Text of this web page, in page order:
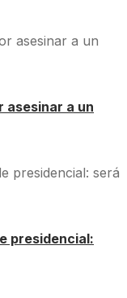
asesinar a un
presidencial: